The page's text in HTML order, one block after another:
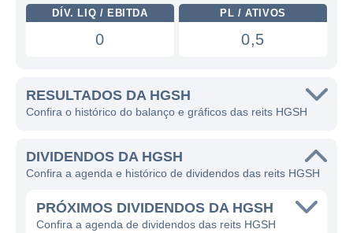
DÍV. LIQ / EBITDA
0
PL / ATIVOS
0,5
RESULTADOS DA HGSH
Confira o histórico do balanço e gráficos das reits HGSH
DIVIDENDOS DA HGSH
Confira a agenda e histórico de dividendos das reits HGSH
PRÓXIMOS DIVIDENDOS DA HGSH
Confira a agenda de dividendos das reits HGSH